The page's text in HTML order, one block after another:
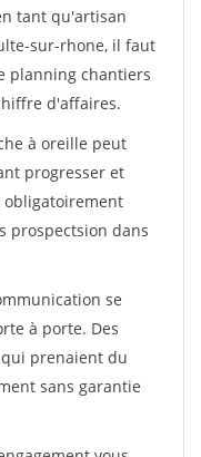
tant qu'artisan
sur-rhone, il faut
planning chantiers
d'affaires.
à oreille peut
progresser et
prospectsion dans
se
à porte. Des
prenaient du
sans garantie